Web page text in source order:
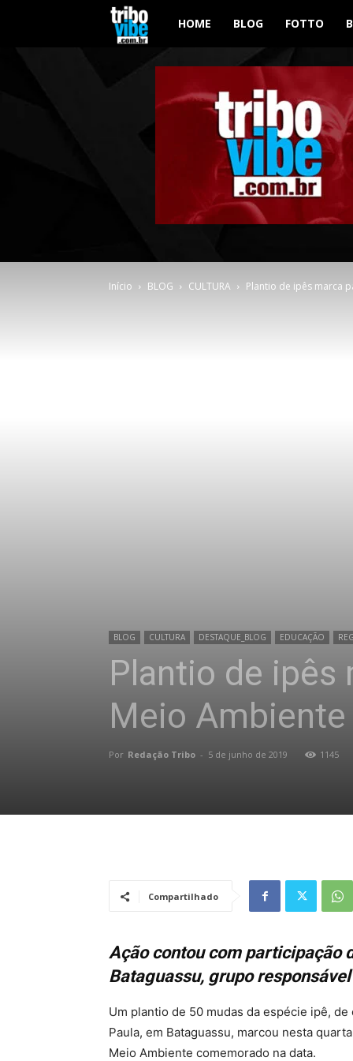
Tribo
Vibe
HOME BLOG FOTTO
Início BLOG CULTURA Plantio de ipês marca
BLOG CULTURA DESTAQUE_BLOG EDUCAÇÃO
Plantio de ipês
Meio
Por Redação Tribo - 5 de junho de 2019 1145
Compartilhado
Ação contou com participação
Bataguassu, grupo
Um plantio de 50 mudas da espécie ipê,
Paula, em Bataguassu, marcou nesta
Meio Ambiente comemorado na data.